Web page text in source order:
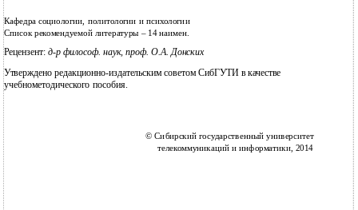
Кафедра социологии, политологии и психологии
Список рекомендуемой литературы – 14 наимен.
Рецензент:д-р философ. наук, проф. О.А. Донских
Утверждено редакционно-издательским советом СибГУТИ в качестве
учебнометодического пособия.
© Сибирский государственный университет
телекоммуникаций и информатики, 2014